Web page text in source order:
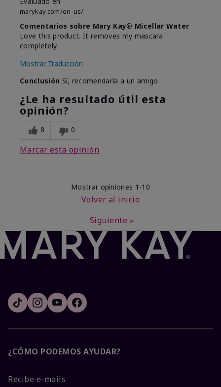
marykay.com/en-us/
Comentarios sobre Mary Kay® Micellar Water
Love this product. It removes my mascara
completely.
Mostrar Traducción
Conclusión Sí, recomendaría a un amigo
¿Le ha resultado útil esta
opinión?
8 0
Marcar esta opinión
Mostrar opiniones 1-10
Volver al inicio
Siguiente »
¿CÓMO PODEMOS AYUDAR?
Recibe e-mails